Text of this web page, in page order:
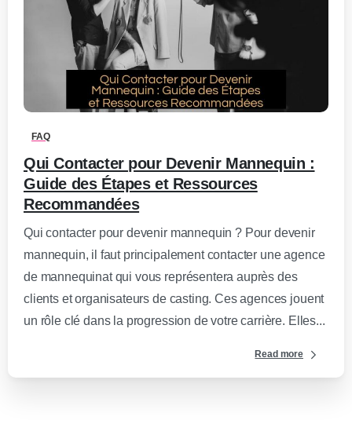
0
FAQ
Qui Contacter pour Devenir Mannequin :
Guide des Étapes et Ressources
Recommandées
Qui contacter pour devenir mannequin ? Pour devenir
mannequin, il faut principalement contacter une agence
de mannequinat qui vous représentera auprès des
clients et organisateurs de casting. Ces agences jouent
un rôle clé dans la progression de votre carrière. Elles...
Read more